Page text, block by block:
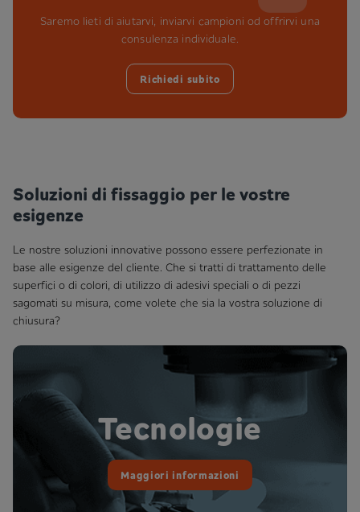
Saremo lieti di aiutarvi, inviarvi campioni od offrirvi una
consulenza individuale.
Richiedi subito
Soluzioni di fissaggio per le vostre
esigenze
Le nostre soluzioni innovative possono essere perfezionate in
base alle esigenze del cliente. Che si tratti di trattamento delle
superfici o di colori, di utilizzo di adesivi speciali o di pezzi
sagomati su misura, come volete che sia la vostra soluzione di
chiusura?
Tecnologie
Maggiori informazioni